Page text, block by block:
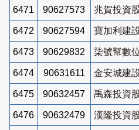
6471 90627573 兆賀投資
6472 90627594 寶加利建
6473 90629832 柒號幫數
6474 90631611 金安城建
6475 90632457 禹森投資
6476 90632479 漢隆投資